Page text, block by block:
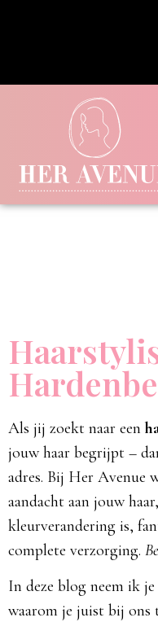
Als jij zoekt naar een
jouw haar begrijpt –
adres. Bij Her Avenue
aandacht aan jouw
kleurverandering is,
complete verzorging.
In deze blog neem ik
waarom je juist bij ons